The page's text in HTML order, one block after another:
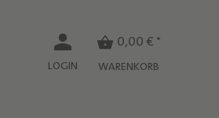
LOGIN
0,00 € *
WARENKORB